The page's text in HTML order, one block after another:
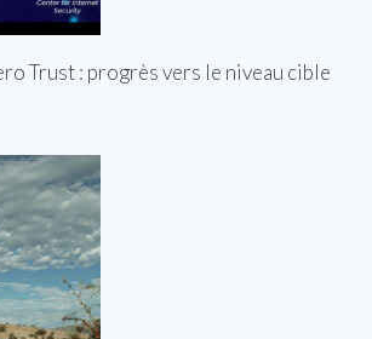
Trust : progrès vers le niveau cible